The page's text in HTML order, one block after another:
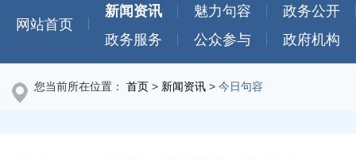
网站首页
新闻资讯 魅力句容
政务公开
政务服务
公众参与 政府机构
您当前所在位置： 首页 > 新闻资讯 > 今日句容